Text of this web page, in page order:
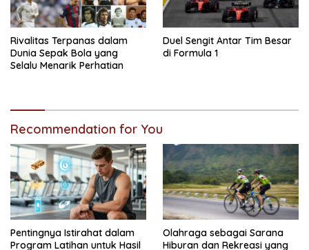
Rivalitas Terpanas dalam
Dunia Sepak Bola yang
Selalu Menarik Perhatian
Duel Sengit Antar Tim Besar
di Formula 1
Recommendation for You
Pentingnya Istirahat dalam
Program Latihan untuk Hasil
Olahraga sebagai Sarana
Hiburan dan Rekreasi yang